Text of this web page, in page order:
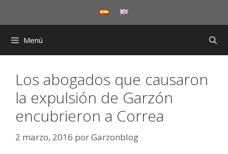
Menú
Los abogados que causaron
la expulsión de Garzón
encubrieron a Correa
2 marzo, 2016 porGarzonblog